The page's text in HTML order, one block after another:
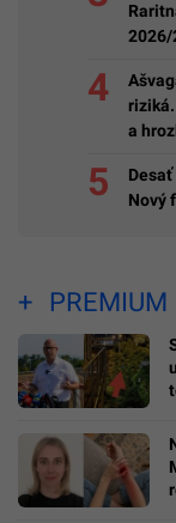
2026/
a
Nový
PREMIUM